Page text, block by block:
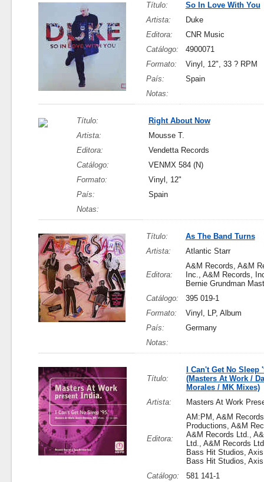
Título:
So In Love With You
Artista:
Duke
Editora:
CNR Music
Catálogo:
4900071
Formato:
Vinyl, 12", 33 ? RPM
País:
Spain
Notas:
Título:
Right About Now
Artista:
Mousse T.
Editora:
Vendetta Records
Catálogo:
VENMX 584 (N)
Formato:
Vinyl, 12"
País:
Spain
Notas:
Título:
As The Band Turns
Artista:
Atlantic Starr
Editora:
A&M Records, A&M
Inc., A&M Records,
Bernie Grundman
Catálogo:
395 019-1
Formato:
Vinyl, LP, Album
País:
Germany
Notas:
Título:
I Can't Get No Sleep
(Masters At Work /
Morales / MK Mixes)
Artista:
Masters At Work
Editora:
AM:PM, A&M
Productions, A&M
A&M Records Ltd.,
Ltd., A&M Records
Bass Hit Studios,
Bass Hit Studios,
Catálogo:
581 141-1